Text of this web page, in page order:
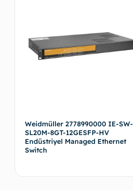
Weidmüller 2778990000 IE-SW-
SL20M-8GT-12GESFP-HV
Endüstriyel Managed Ethernet
Switch